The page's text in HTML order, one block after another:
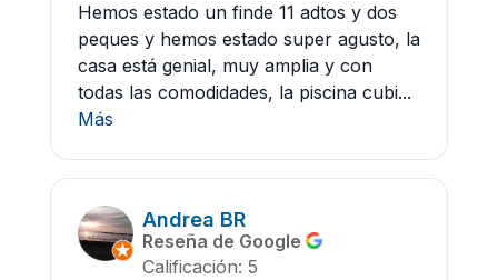
Hemos estado un finde 11 adtos y dos
peques y hemos estado super agusto, la
casa está genial, muy amplia y con
todas las comodidades, la piscina cubi...
Más
Andrea BR
Reseña de Google
Calificación: 5